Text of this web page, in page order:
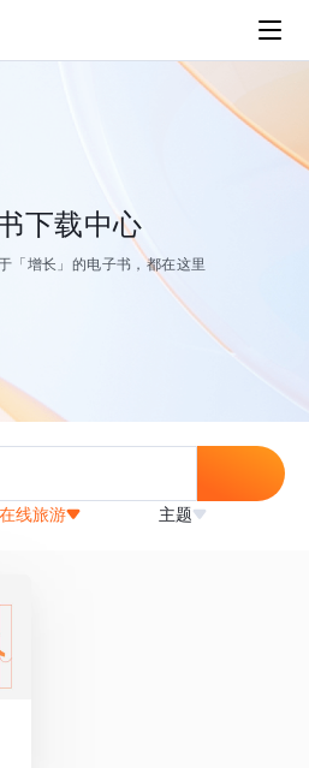
下载中心
「增长」的电子书，都在这里
在线旅游 主题